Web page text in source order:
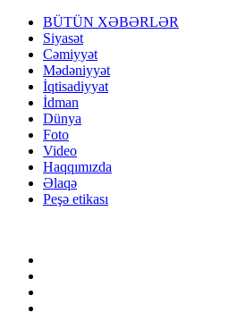
BÜTÜN XƏBƏRLƏR
Siyasət
Cəmiyyət
Mədəniyyət
İqtisadiyyat
İdman
Dünya
Foto
Video
Haqqımızda
Əlaqə
Peşə etikası